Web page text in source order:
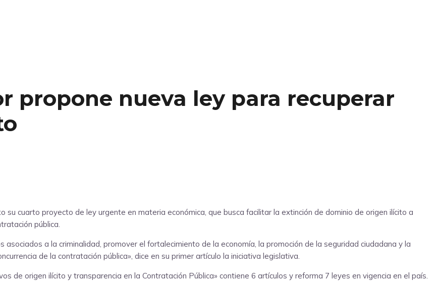
propone nueva ley para recuperar
su cuarto proyecto de ley urgente en materia económica, que busca facilitar la extinción de dominio de origen ilícito a
pública.
a la criminalidad, promover el fortalecimiento de la economía, la promoción de la seguridad ciudadana y la
de la contratación pública», dice en su primer artículo la iniciativa legislativa.
de origen ilícito y transparencia en la Contratación Pública» contiene 6 artículos y reforma 7 leyes en vigencia en el país.